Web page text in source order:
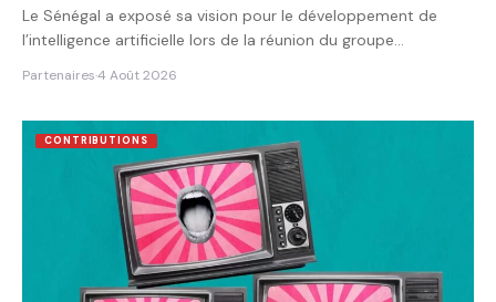
Le Sénégal a exposé sa vision pour le développement de
l’intelligence artificielle lors de la réunion du groupe…
Partenaires·4 Août 2026
CONTRIBUTIONS